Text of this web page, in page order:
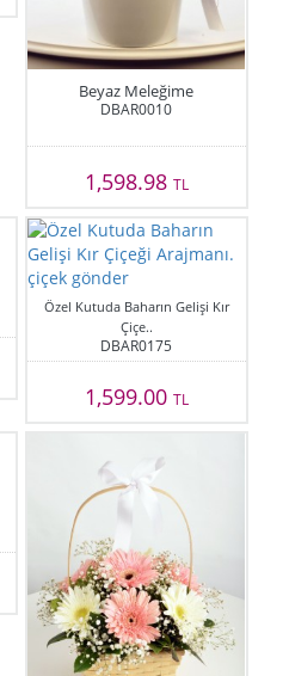
Beyaz Meleğime
DBAR0010
1,598.98 TL
Özel Kutuda Baharın Gelişi Kır
Çiçe..
DBAR0175
1,599.00 TL